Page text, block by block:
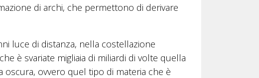
di archi, che permettono di derivare
luce di distanza, nella costellazione
è svariate migliaia di miliardi di volte quella
ovvero quel tipo di materia che è